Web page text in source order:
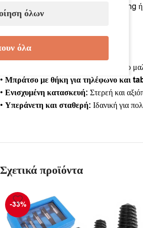
παραλία, δίπλα στην πισίνα, στο camping
Διαστάσεις:
•Φορτίο:
Το άνετο
• Μπράτσο με θήκη για τηλέφωνο και
• Ενισχυμένη κατασκευή: Στερεή και
• Υπεράνετη και σταθερή: Ιδανική για
Σχετικά προϊόντα
-33%
όλων
όλα